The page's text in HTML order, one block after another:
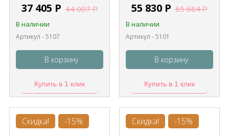
37 405 Р 44 007Р
В наличии
Артикул - 5107
В корзину
Купить в 1 клик
55 830 Р 65 684Р
В наличии
Артикул - 5101
В корзину
Купить в 1 клик
Скидка! -15% Скидка! -15%